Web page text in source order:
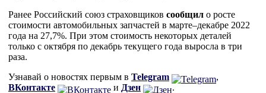
Ранее Российский союз страховщиков сообщил о росте
стоимости автомобильных запчастей в марте–декабре 2022
года на 27,7%. При этом стоимость некоторых деталей
только с октября по декабрь текущего года выросла в три
раза.
Узнавай о новостях первым в Telegram
,
ВКонтакте
и Дзен .